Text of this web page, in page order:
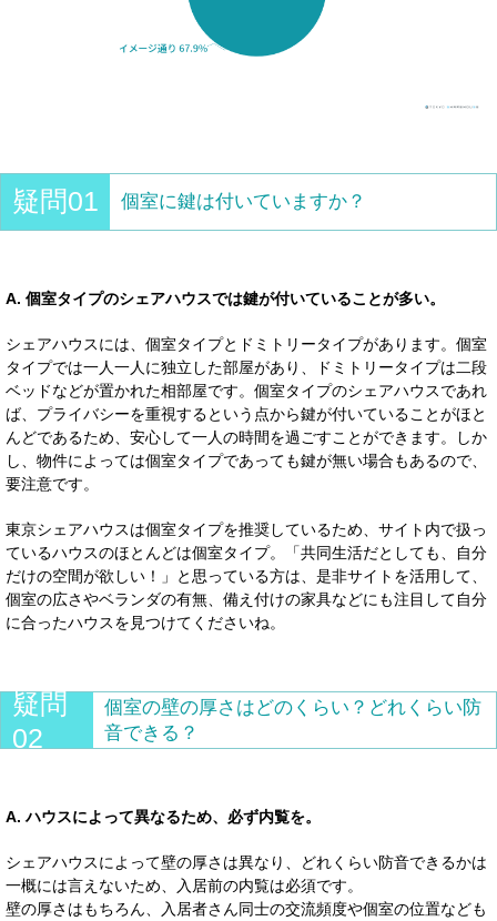
疑問01 個室に鍵は付いていますか？
A. 個室タイプのシェアハウスでは鍵が付いていることが多い。
シェアハウスには、個室タイプとドミトリータイプがあります。個室
タイプでは一人一人に独立した部屋があり、ドミトリータイプは二段
ベッドなどが置かれた相部屋です。個室タイプのシェアハウスであれ
ば、プライバシーを重視するという点から鍵が付いていることがほと
んどであるため、安心して一人の時間を過ごすことができます。しか
し、物件によっては個室タイプであっても鍵が無い場合もあるので、
要注意です。
東京シェアハウスは個室タイプを推奨しているため、サイト内で扱っ
ているハウスのほとんどは個室タイプ。「共同生活だとしても、自分
だけの空間が欲しい！」と思っている方は、是非サイトを活用して、
個室の広さやベランダの有無、備え付けの家具などにも注目して自分
に合ったハウスを見つけてくださいね。
疑問
02
個室の壁の厚さはどのくらい？どれくらい防
音できる？
A. ハウスによって異なるため、必ず内覧を。
シェアハウスによって壁の厚さは異なり、どれくらい防音できるかは
一概には言えないため、入居前の内覧は必須です。
壁の厚さはもちろん、入居者さん同士の交流頻度や個室の位置なども